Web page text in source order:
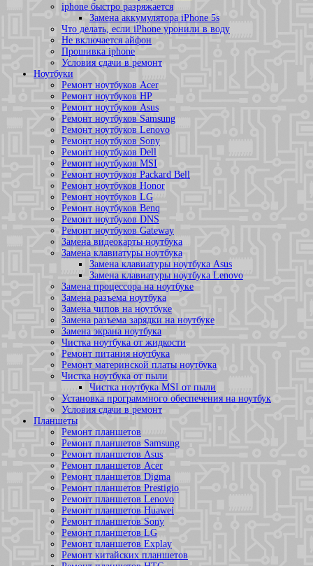
iphone быстро разряжается
Замена аккумулятора iPhone 5s
Что делать, если iPhone уронили в воду
Не включается айфон
Прошивка iphone
Условия сдачи в ремонт
Ноутбуки
Ремонт ноутбуков Acer
Ремонт ноутбуков HP
Ремонт ноутбуков Asus
Ремонт ноутбуков Samsung
Ремонт ноутбуков Lenovo
Ремонт ноутбуков Sony
Ремонт ноутбуков Dell
Ремонт ноутбуков MSI
Ремонт ноутбуков Packard Bell
Ремонт ноутбуков Honor
Ремонт ноутбуков LG
Ремонт ноутбуков Benq
Ремонт ноутбуков DNS
Ремонт ноутбуков Gateway
Замена видеокарты ноутбука
Замена клавиатуры ноутбука
Замена клавиатуры ноутбука Asus
Замена клавиатуры ноутбука Lenovo
Замена процессора на ноутбуке
Замена разъема ноутбука
Замена чипов на ноутбуке
Замена разъема зарядки на ноутбуке
Замена экрана ноутбука
Чистка ноутбука от жидкости
Ремонт питания ноутбука
Ремонт материнской платы ноутбука
Чистка ноутбука от пыли
Чистка ноутбука MSI от пыли
Установка программного обеспечения на ноутбук
Условия сдачи в ремонт
Планшеты
Ремонт планшетов
Ремонт планшетов Samsung
Ремонт планшетов Asus
Ремонт планшетов Acer
Ремонт планшетов Digma
Ремонт планшетов Prestigio
Ремонт планшетов Lenovo
Ремонт планшетов Huawei
Ремонт планшетов Sony
Ремонт планшетов LG
Ремонт планшетов Explay
Ремонт китайских планшетов